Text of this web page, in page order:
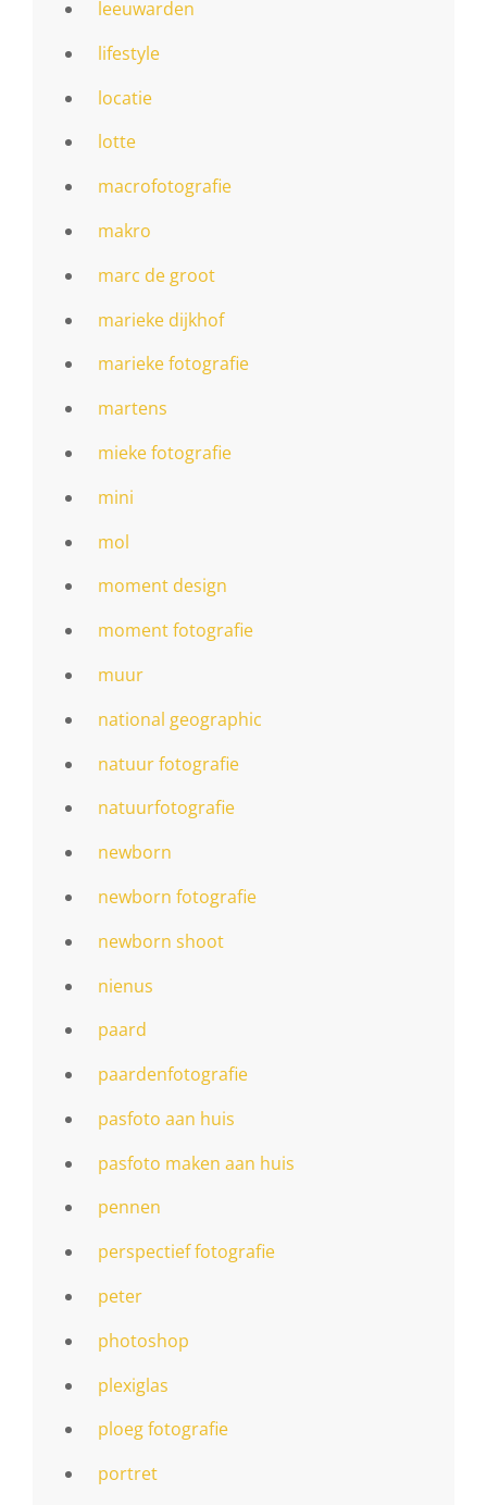
leeuwarden
lifestyle
locatie
lotte
macrofotografie
makro
marc de groot
marieke dijkhof
marieke fotografie
martens
mieke fotografie
mini
mol
moment design
moment fotografie
muur
national geographic
natuur fotografie
natuurfotografie
newborn
newborn fotografie
newborn shoot
nienus
paard
paardenfotografie
pasfoto aan huis
pasfoto maken aan huis
pennen
perspectief fotografie
peter
photoshop
plexiglas
ploeg fotografie
portret